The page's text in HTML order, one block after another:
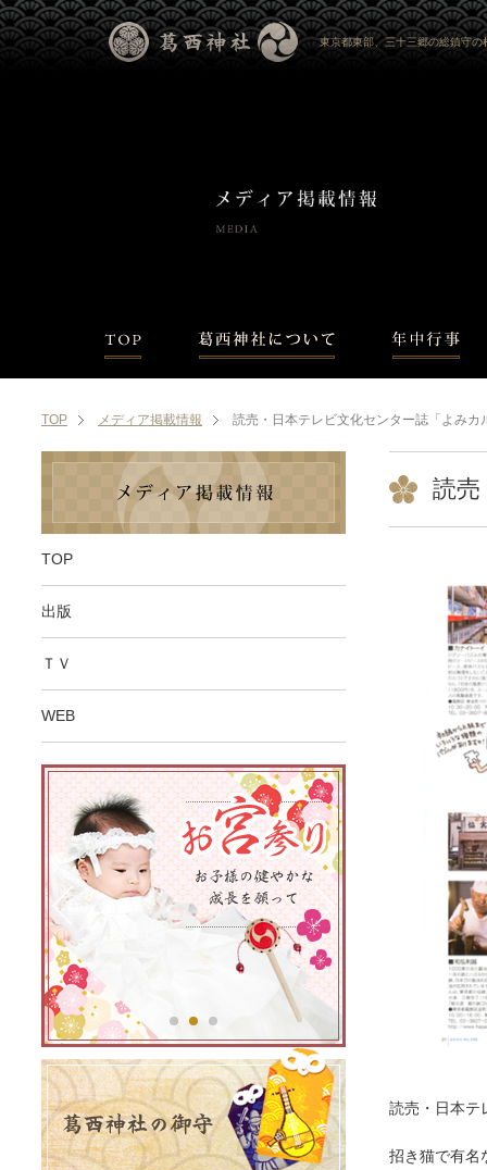
東京都東部、三十三郷の総鎮守の
TOP メディア掲載情報 読売・日本テレビ文化センター誌「よみカ
TOP
出版
ＴＶ
WEB
読
読売・日本テ
招き猫で有名